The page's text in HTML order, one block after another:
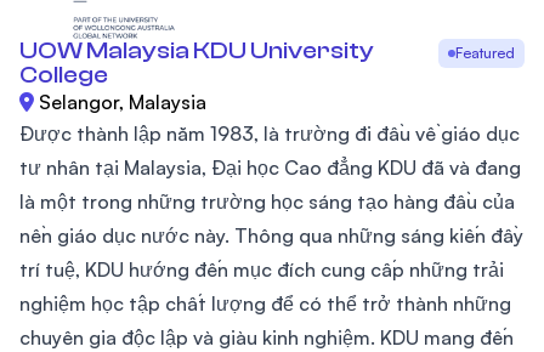
UOW Malaysia KDU University
College
Featured
Selangor, Malaysia
Được thành lập năm 1983, là trường đi đầu về giáo dục
tư nhân tại Malaysia, Đại học Cao đẳng KDU đã và đang
là một trong những trường học sáng tạo hàng đầu của
nền giáo dục nước này. Thông qua những sáng kiến đầy
trí tuệ, KDU hướng đến mục đích cung cấp những trải
nghiệm học tập chất lượng để có thể trở thành những
chuyên gia độc lập và giàu kinh nghiệm. KDU mang đến